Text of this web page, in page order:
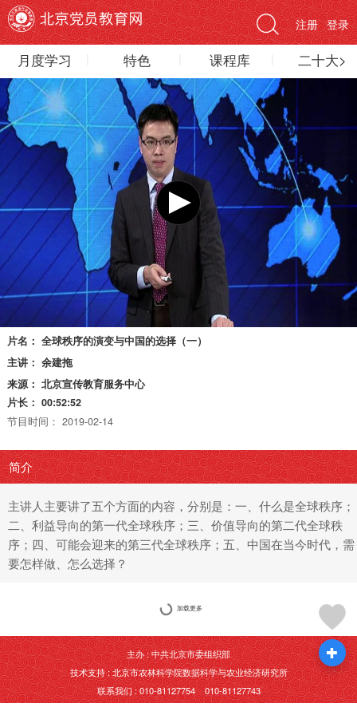
登录
注册
月度学习 特色 课程库 二十大>
片名： 全球秩序的演变与中国的选择（一）
主讲： 余建拖
来源： 北京宣传教育服务中心
片长： 00:52:52
节目时间： 2019-02-14
简介
主讲人主要讲了五个方面的内容，分别是：一、什么是全球秩序；
二、利益导向的第一代全球秩序；三、价值导向的第二代全球秩
序；四、可能会迎来的第三代全球秩序；五、中国在当今时代，需
要怎样做、怎么选择？
加载更多
主办 : 中共北京市委组织部
技术支持 : 北京市农林科学院数据科学与农业经济研究所
联系我们 : 010-81127754 010-81127743